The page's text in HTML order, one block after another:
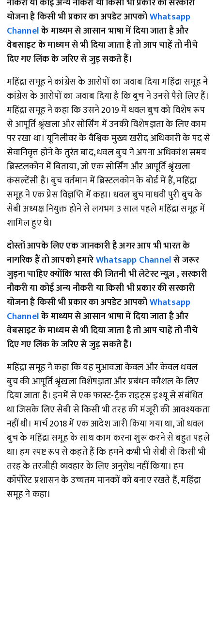
योजना है किसी भी प्रकार का अपडेट आपकोWhatsapp
Channelके माध्यम से आसान भाषा में दिया जाता है और
वेबसाइट के माध्यम से भी दिया जाता है तो आप चाहें तो नीचे
दिए गए लिंक के जरिए से जुड़ सकते हैं।
महिंद्रा समूह ने कांग्रेस के आरोपों का जवाब दिया महिंद्रा समूह ने
कांग्रेस के आरोपों का जवाब दिया है कि बुच ने उनसे पैसे लिए हैं।
महिंद्रा समूह ने कहा कि उसने 2019 में धवल बुच को विशेष रूप
से आपूर्ति श्रृंखला और सोर्सिंग में उनकी विशेषज्ञता के लिए काम
पर रखा था। यूनिलीवर के वैश्विक मुख्य खरीद अधिकारी के पद से
सेवानिवृत्त होने के तुरंत बाद, धवल बुच ने अपना अधिकांश समय
ब्रिस्टलकोन में बिताया, जो एक सोर्सिंग और आपूर्ति श्रृंखला
कंसल्टेंसी है। बुच वर्तमान में ब्रिस्टलकोन के बोर्ड में हैं, महिंद्रा
समूह ने एक प्रेस विज्ञप्ति में कहा। धवल बुच माधवी पुरी बुच के
सेबी अध्यक्ष नियुक्त होने से लगभग 3 साल पहले महिंद्रा समूह में
शामिल हुए थे।
दोस्तों आपके लिए एक जानकारी है अगर आप भी भारत के
नागरिक हैं तो आपको हमारेWhatsapp Channelसे जरूर
जुड़ना चाहिए क्योंकि भारत की जितनी भी लेटेस्ट न्यूज़ , सरकारी
नौकरी या कोई अन्य नौकरी या किसी भी प्रकार की सरकारी
योजना है किसी भी प्रकार का अपडेट आपकोWhatsapp
Channelके माध्यम से आसान भाषा में दिया जाता है और
वेबसाइट के माध्यम से भी दिया जाता है तो आप चाहें तो नीचे
दिए गए लिंक के जरिए से जुड़ सकते हैं।
महिंद्रा समूह ने कहा कि यह मुआवजा केवल और केवल धवल
बुच की आपूर्ति श्रृंखला विशेषज्ञता और प्रबंधन कौशल के लिए
दिया जाता है। इनमें से एक फास्ट-ट्रैक राइट्स इश्यू से संबंधित
था जिसके लिए सेबी से किसी भी तरह की मंजूरी की आवश्यकता
नहीं थी। मार्च 2018 में एक आदेश जारी किया गया था, जो धवल
बुच के महिंद्रा समूह के साथ काम करना शुरू करने से बहुत पहले
था। हम स्पष्ट रूप से कहते हैं कि हमने कभी भी सेबी से किसी भी
तरह के तरजीही व्यवहार के लिए अनुरोध नहीं किया। हम
कॉर्पोरेट प्रशासन के उच्चतम मानकों को बनाए रखते हैं, महिंद्रा
समूह ने कहा।